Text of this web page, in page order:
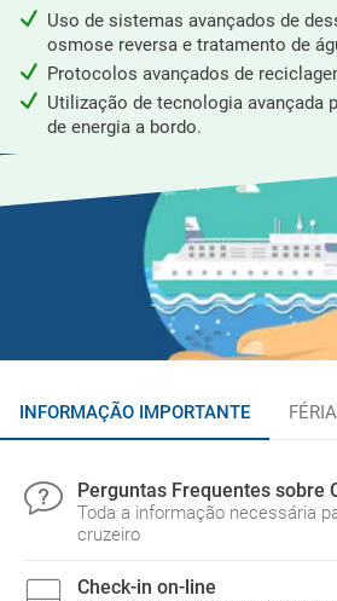
Uso de sistemas avançados de
osmose reversa e tratamento de
Protocolos avançados de
Utilização de tecnologia avançada
de energia a bordo.
INFORMAÇÃO IMPORTANTE
Perguntas Frequentes sobre
Toda a informação necessária
cruzeiro
Check-in on-line